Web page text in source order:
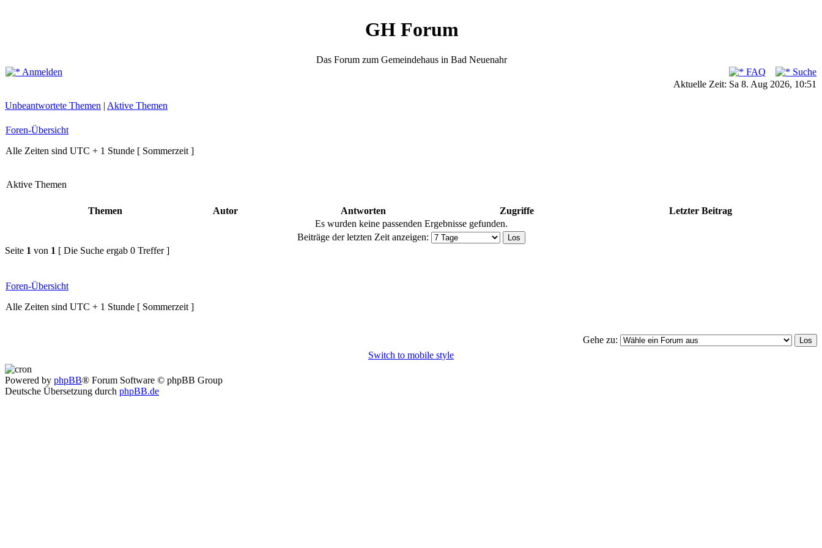
GH Forum
Das Forum zum Gemeindehaus in Bad Neuenahr
Anmelden
FAQ
Suche
Aktuelle Zeit: Sa 8. Aug 2026, 10:51
Unbeantwortete Themen | Aktive Themen
Foren-Übersicht
Alle Zeiten sind UTC + 1 Stunde [ Sommerzeit ]
Aktive Themen
Themen Autor Antworten Zugriffe
Letzter Beitrag
Es wurden keine passenden Ergebnisse gefunden.
Beiträge der letzten Zeit anzeigen:
Seite 1 von 1 [ Die Suche ergab 0 Treffer ]
Foren-Übersicht
Alle Zeiten sind UTC + 1 Stunde [ Sommerzeit ]
Gehe zu:
Switch to mobile style
Powered by phpBB® Forum Software © phpBB Group
Deutsche Übersetzung durch phpBB.de